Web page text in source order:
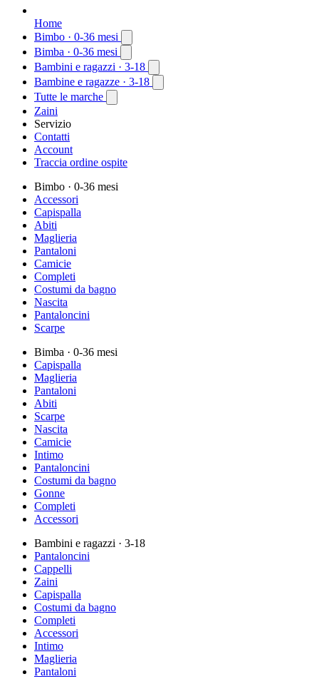
Home
Bimbo · 0-36 mesi
Bimba · 0-36 mesi
Bambini e ragazzi · 3-18
Bambine e ragazze · 3-18
Tutte le marche
Zaini
Servizio
Contatti
Account
Traccia ordine ospite
Bimbo · 0-36 mesi
Accessori
Capispalla
Abiti
Maglieria
Pantaloni
Camicie
Completi
Costumi da bagno
Nascita
Pantaloncini
Scarpe
Bimba · 0-36 mesi
Capispalla
Maglieria
Pantaloni
Abiti
Scarpe
Nascita
Camicie
Intimo
Pantaloncini
Costumi da bagno
Gonne
Completi
Accessori
Bambini e ragazzi · 3-18
Pantaloncini
Cappelli
Zaini
Capispalla
Costumi da bagno
Completi
Accessori
Intimo
Maglieria
Pantaloni